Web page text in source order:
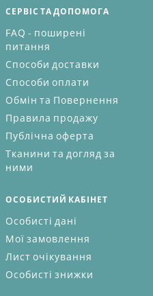
СЕРВІС ТА ДОПОМОГА
FAQ - поширені
питання
Способи доставки
Способи оплати
Обмін та Повернення
Правила продажу
Публічна оферта
Тканини та догляд за
ними
ОСОБИСТИЙ КАБІНЕТ
Особисті дані
Мої замовлення
Лист очікування
Особисті знижки